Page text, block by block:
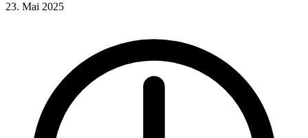
23. Mai 2025